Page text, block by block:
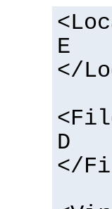
E
</
D
</